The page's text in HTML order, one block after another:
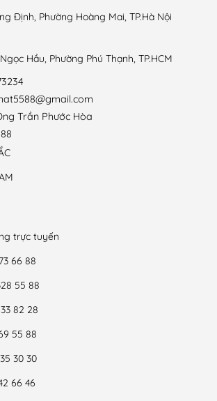
Định, Phường Hoàng Mai, TP.Hà Nội
Hầu, Phường Phú Thạnh, TP.HCM
Trần Phước Hòa
trực tuyến
66 88
55 88
82 28
55 88
30 30
66 46